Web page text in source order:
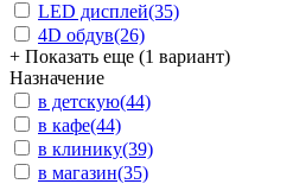
LED дисплей(35)
4D обдув(26)
+ Показать еще (1 вариант)
Назначение
в детскую(44)
в кафе(44)
в клинику(39)
в магазин(35)